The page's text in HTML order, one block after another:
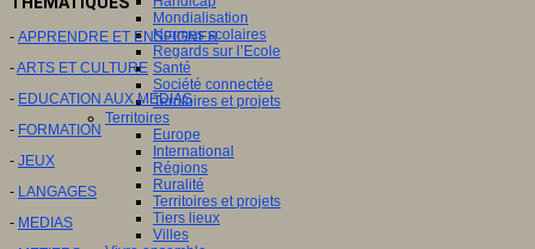
Mondialisation
Normes scolaires
Regards sur l’Ecole
Santé
Société connectée
Territoires et projets
Territoires
Europe
International
Régions
Ruralité
Territoires et projets
Tiers lieux
Villes
- APPRENDRE ET ENSEIGNER
-ARTS ET CULTURE
- EDUCATION AUX MEDIAS
- FORMATION
- JEUX
- LANGAGES
- MEDIAS